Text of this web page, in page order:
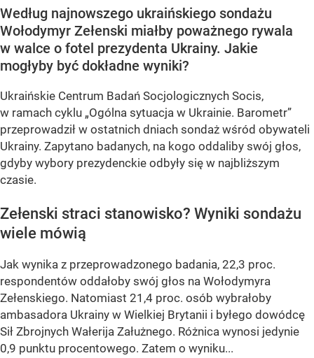
Według najnowszego ukraińskiego sondażu
Wołodymyr Zełenski miałby poważnego rywala
w walce o fotel prezydenta Ukrainy. Jakie
mogłyby być dokładne wyniki?
Ukraińskie Centrum Badań Socjologicznych Socis,
w ramach cyklu „Ogólna sytuacja w Ukrainie. Barometr”
przeprowadził w ostatnich dniach sondaż wśród obywateli
Ukrainy. Zapytano badanych, na kogo oddaliby swój głos,
gdyby wybory prezydenckie odbyły się w najbliższym
czasie.
Zełenski straci stanowisko? Wyniki sondażu
wiele mówią
Jak wynika z przeprowadzonego badania, 22,3 proc.
respondentów oddałoby swój głos na Wołodymyra
Zełenskiego. Natomiast 21,4 proc. osób wybrałoby
ambasadora Ukrainy w Wielkiej Brytanii i byłego dowódcę
Sił Zbrojnych Wałerija Załużnego. Różnica wynosi jedynie
0,9 punktu procentowego. Zatem o wyniku...